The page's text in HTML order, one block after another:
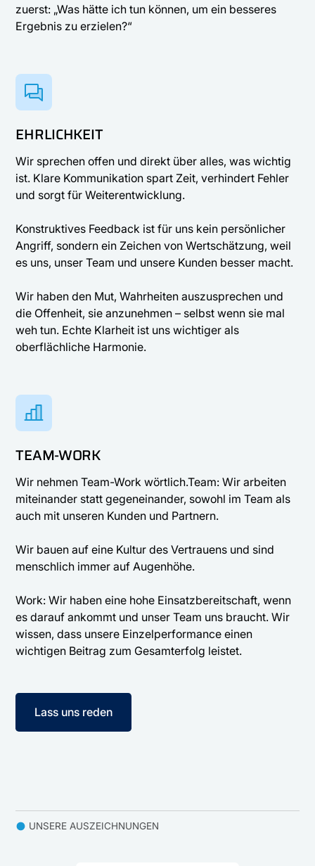
zuerst: „Was hätte ich tun können, um ein besseres
Ergebnis zu erzielen?“
EHRLICHKEIT
Wir sprechen offen und direkt über alles, was wichtig
ist. Klare Kommunikation spart Zeit, verhindert Fehler
und sorgt für Weiterentwicklung.
Konstruktives Feedback ist für uns kein persönlicher
Angriff, sondern ein Zeichen von Wertschätzung, weil
es uns, unser Team und unsere Kunden besser macht.
Wir haben den Mut, Wahrheiten auszusprechen und
die Offenheit, sie anzunehmen – selbst wenn sie mal
weh tun. Echte Klarheit ist uns wichtiger als
oberflächliche Harmonie.
TEAM-WORK
Wir nehmen Team-Work wörtlich.Team: Wir arbeiten
miteinander statt gegeneinander, sowohl im Team als
auch mit unseren Kunden und Partnern.
Wir bauen auf eine Kultur des Vertrauens und sind
menschlich immer auf Augenhöhe.
Work: Wir haben eine hohe Einsatzbereitschaft, wenn
es darauf ankommt und unser Team uns braucht. Wir
wissen, dass unsere Einzelperformance einen
wichtigen Beitrag zum Gesamterfolg leistet.
Lass uns reden
UNSERE AUSZEICHNUNGEN